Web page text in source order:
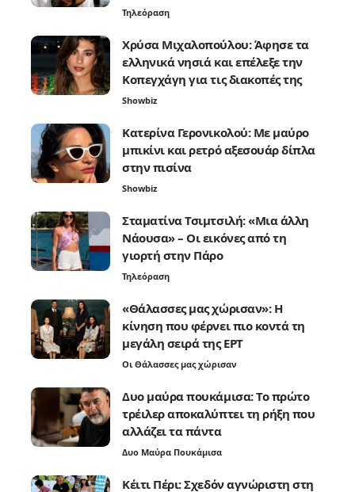
Τηλεόραση
Χρύσα Μιχαλοπούλου: Άφησε τα
ελληνικά νησιά και επέλεξε την
Κοπεγχάγη για τις διακοπές της
Showbiz
Κατερίνα Γερονικολού: Με μαύρο
μπικίνι και ρετρό αξεσουάρ δίπλα
στην πισίνα
Showbiz
Σταματίνα Τσιμτσιλή: «Μια άλλη
Νάουσα» – Οι εικόνες από τη
γιορτή στην Πάρο
Τηλεόραση
«Θάλασσες μας χώρισαν»: Η
κίνηση που φέρνει πιο κοντά τη
μεγάλη σειρά της ΕΡΤ
Οι Θάλασσες μας χώρισαν
Δυο μαύρα πουκάμισα: Το πρώτο
τρέιλερ αποκαλύπτει τη ρήξη που
αλλάζει τα πάντα
Δυο Μαύρα Πουκάμισα
Κέιτι Πέρι: Σχεδόν αγνώριστη στη